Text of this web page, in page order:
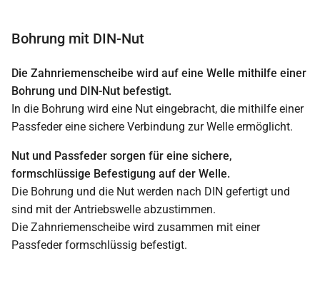
Bohrung mit DIN-Nut
Die Zahnriemenscheibe wird auf eine Welle mithilfe einer
Bohrung und DIN-Nut befestigt.
In die Bohrung wird eine Nut eingebracht, die mithilfe einer
Passfeder eine sichere Verbindung zur Welle ermöglicht.
Nut und Passfeder sorgen für eine sichere,
formschlüssige Befestigung auf der Welle.
Die Bohrung und die Nut werden nach DIN gefertigt und
sind mit der Antriebswelle abzustimmen.
Die Zahnriemenscheibe wird zusammen mit einer
Passfeder formschlüssig befestigt.